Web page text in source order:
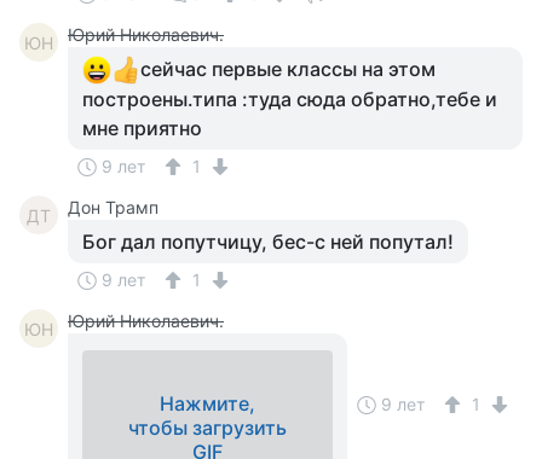
ЮН Юрий Николаевич.
сейчас первые классы на этом
построены.типа :туда сюда обратно,тебе и
мне приятно
9 лет 1
ДТ Дон Трамп
Бог дал попутчицу, бес-с ней попутал!
9 лет 1
ЮН Юрий Николаевич.
Нажмите,
чтобы загрузить
GIF
9 лет 1